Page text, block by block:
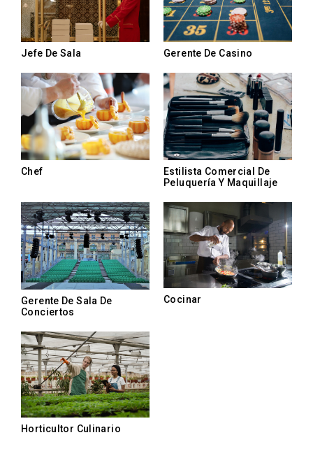
Jefe De Sala Gerente De Casino
Chef
Estilista Comercial De
Peluquería Y Maquillaje
Gerente De Sala De
Conciertos
Cocinar
Horticultor Culinario